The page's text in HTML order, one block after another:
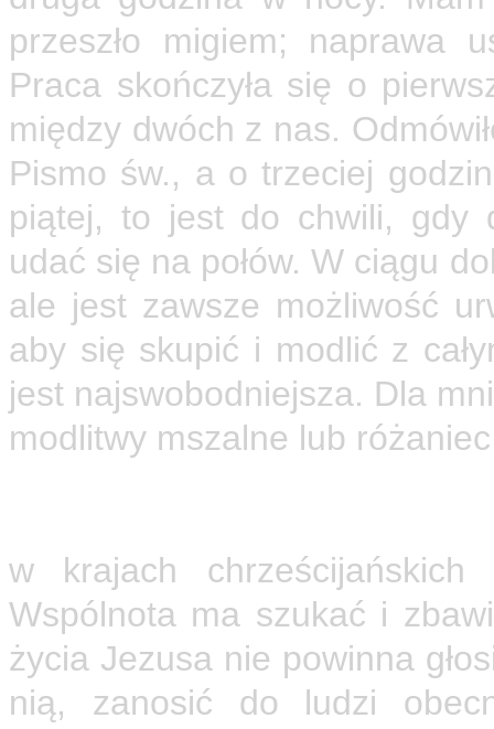
przeszło migiem; naprawa
Praca skończyła się o
między dwóch z nas.
Pismo św., a o trzeciej
piątej, to jest do chwili, gdy
udać się na połów. W ciągu
ale jest zawsze możliwość
aby się skupić i modlić z
jest najswobodniejsza. Dla
modlitwy mszalne lub
w krajach
Wspólnota ma szukać i
życia Jezusa nie powinna
nią, zanosić do ludzi